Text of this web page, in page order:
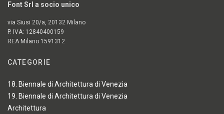
Font Srl a socio unico
via Siusi 20/a, 20132 Milano
P. IVA: 12840400159
REA Milano 1591312
CATEGORIE
18. Biennale di Architettura di Venezia
19. Biennale di Architettura di Venezia
Architettura